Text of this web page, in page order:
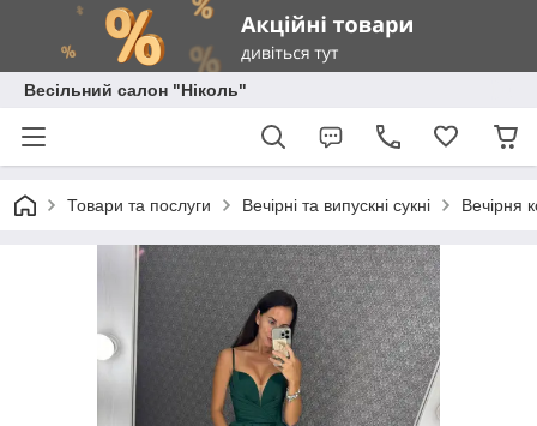
Весільний салон "Ніколь"
Товари та послуги Вечірні та випускні сукні Вечірня